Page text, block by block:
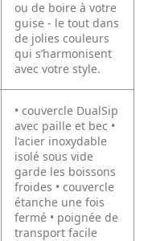
ou de boire à votre
guise - le tout dans
de jolies couleurs
qui s’harmonisent
avec votre style.
• couvercle DualSip
avec paille et bec •
l’acier inoxydable
isolé sous vide
garde les boissons
froides • couvercle
étanche une fois
fermé • poignée de
transport facile